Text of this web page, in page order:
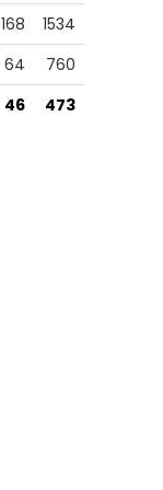
168
1534
64
760
46 473